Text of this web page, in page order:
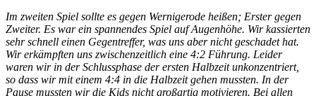
Im zweiten Spiel sollte es gegen Wernigerode heißen; Erster gegen
Zweiter. Es war ein spannendes Spiel auf Augenhöhe. Wir kassierten
sehr schnell einen Gegentreffer, was uns aber nicht geschadet hat.
Wir erkämpften uns zwischenzeitlich eine 4:2 Führung. Leider
waren wir in der Schlussphase der ersten Halbzeit unkonzentriert,
so dass wir mit einem 4:4 in die Halbzeit gehen mussten. In der
Pause mussten wir die Kids nicht großartig motivieren. Bei allen